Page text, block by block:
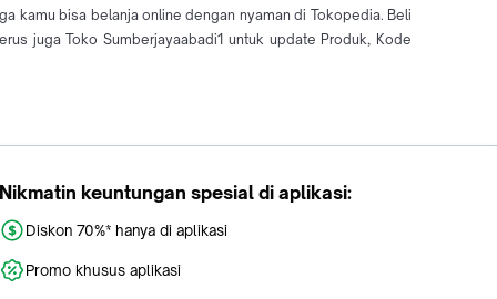
kamu bisa belanja online dengan nyaman di Tokopedia. Beli
juga Toko Sumberjayaabadi1 untuk update Produk, Kode
Nikmatin keuntungan spesial di aplikasi:
Diskon 70%* hanya di aplikasi
Promo khusus aplikasi